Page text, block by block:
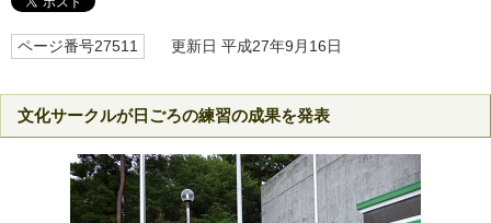
ページ番号27511 更新日 平成27年9月16日
文化サークルが日ごろの練習の成果を発表